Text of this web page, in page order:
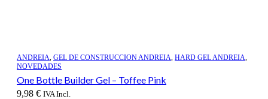
ANDREIA, GEL DE CONSTRUCCION ANDREIA, HARD GEL ANDREIA,
NOVEDADES
One Bottle Builder Gel – Toffee Pink
9,98 € IVA Incl.